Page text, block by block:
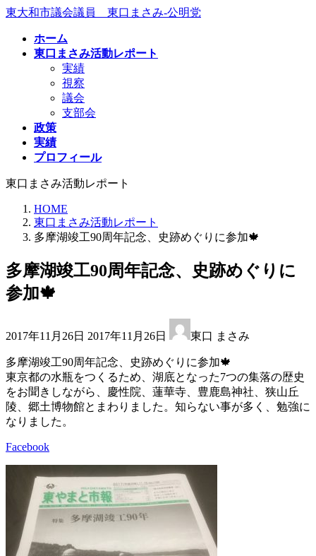
コ
ナ
東大和市議会議員 東口まさみ-公明党
ホーム
東口まさみ活動レポート
実績
視察
議会
支部会
政策
実績
プロフィール
東口まさみ活動レポート
HOME
東口まさみ活動レポート
多摩湖竣工90周年記念、史跡めぐりに参加🍁
多摩湖竣工90周年記念、史跡めぐりに
参加🍁
2017年11月26日 終
更
新
日
時
:
2017年11月26日 東口 まさみ
多摩湖竣工90周年記念、史跡めぐりに参加🍁
東京都の水瓶をつくるため、湖底となった7つの集落の歴史
をお聞きしながら、慶性院、蓮華寺、豊鹿島神社、狭山丘
陵、郷土博物館とまわりました。知らない事が多く、勉強に
なりました。
Facebook